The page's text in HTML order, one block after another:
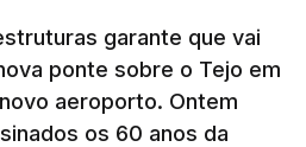
garante que vai
ponte sobre o Tejo em
aeroporto. Ontem
os 60 anos da